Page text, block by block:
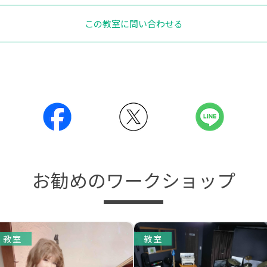
この教室に問い合わせる
お勧めのワークショップ
教室 教室